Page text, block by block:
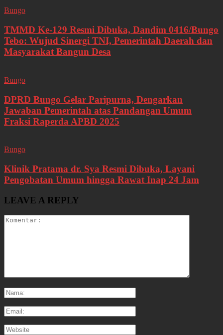
Bungo
TMMD Ke-129 Resmi Dibuka, Dandim 0416/Bungo
Tebo: Wujud Sinergi TNI, Pemerintah Daerah dan
Masyarakat Bangun Desa
Bungo
DPRD Bungo Gelar Paripurna, Dengarkan
Jawaban Pemerintah atas Pandangan Umum
Fraksi Raperda APBD 2025
Bungo
Klinik Pratama dr. Sya Resmi Dibuka, Layani
Pengobatan Umum hingga Rawat Inap 24 Jam
LEAVE A REPLY